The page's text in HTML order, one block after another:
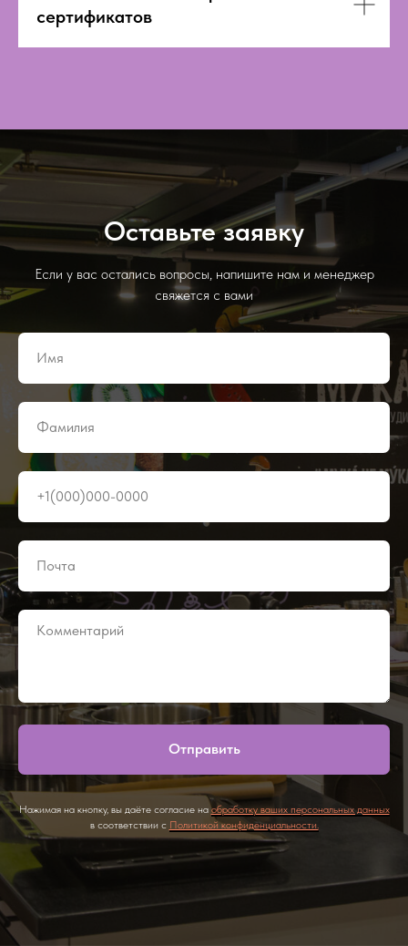
сертификатов
Оставьте заявку
Если у вас остались вопросы, напишите нам и менеджер
свяжется с вами
Отправить
Нажимая на кнопку, вы даёте согласие на обработку ваших персональных данных
в соответствии с Политикой конфиденциальности.